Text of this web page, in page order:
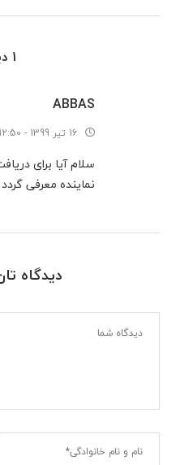
1 دیدگاه
ABBAS
16 تیر 1399 - 12:50
سلام آیا برای
نماینده معرفی
دیدگاه